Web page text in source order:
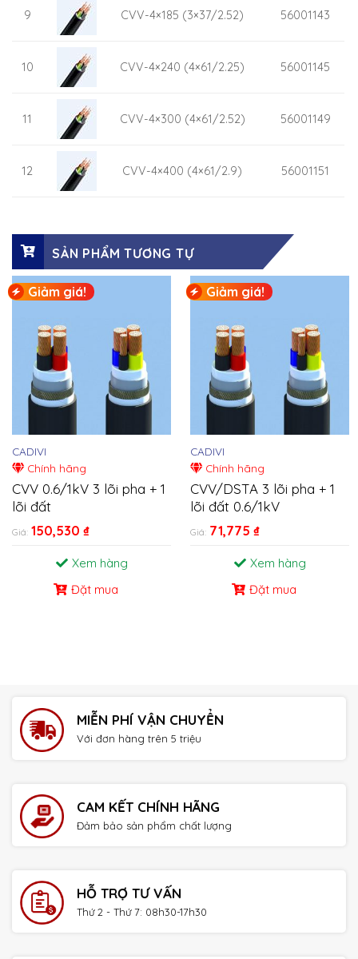
9 CVV-4×185 (3×37/2.52) 56001143
10 CVV-4×240 (4×61/2.25) 56001145
11 CVV-4×300 (4×61/2.52) 56001149
12 CVV-4×400 (4×61/2.9) 56001151
SẢN PHẨM TƯƠNG TỰ
Giảm giá!
CADIVI
Chính hãng
CVV 0.6/1kV 3 lõi pha + 1
lõi đất
Giá: 150,530 ₫
Xem hàng
Đặt mua
Giảm giá!
CADIVI
Chính hãng
CVV/DSTA 3 lõi pha + 1
lõi đất 0.6/1kV
Giá: 71,775 ₫
Xem hàng
Đặt mua
MIỄN PHÍ VẬN CHUYỂN
Với đơn hàng trên 5 triệu
CAM KẾT CHÍNH HÃNG
Đảm bảo sản phẩm chất lượng
HỖ TRỢ TƯ VẤN
Thứ 2 - Thứ 7: 08h30-17h30